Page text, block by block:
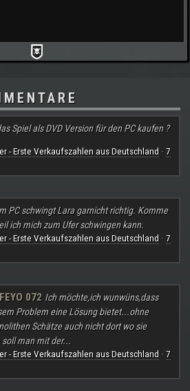
Spiel als DVD Version für den PC kaufen ?
- Erste Verkaufszahlen aus Deutschland · 7
PC schwingt Lara garnicht richtig. Komme
ich mich zum Ufer schwingen kann.
- Erste Verkaufszahlen aus Deutschland · 7
072 Ich möchte,ich wunwüns,dass
Problem eine Lösung bietet...ohne
Schätze auch nicht dort wo sie
man mit der...
- Erste Verkaufszahlen aus Deutschland · 7